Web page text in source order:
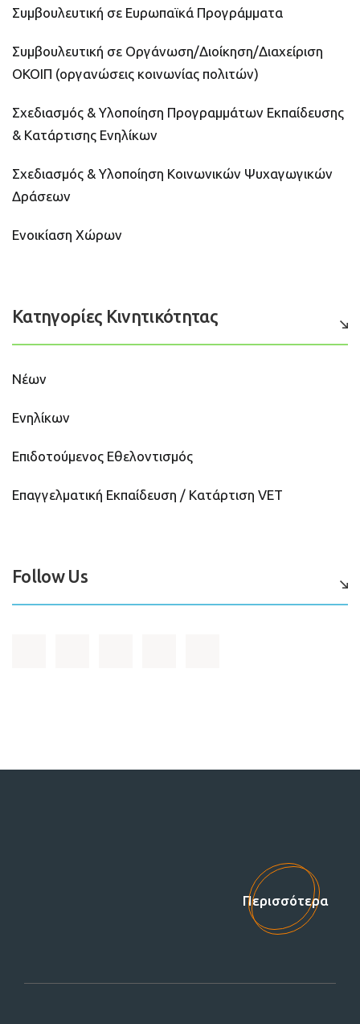
Συμβουλευτική σε Ευρωπαϊκά Προγράμματα
Συμβουλευτική σε Οργάνωση/Διοίκηση/Διαχείριση
ΟΚΟΙΠ (οργανώσεις κοινωνίας πολιτών)
Σχεδιασμός & Υλοποίηση Προγραμμάτων Εκπαίδευσης
& Κατάρτισης Ενηλίκων
Σχεδιασμός & Υλοποίηση Κοινωνικών Ψυχαγωγικών
Δράσεων
Ενοικίαση Χώρων
Κατηγορίες Κινητικότητας
Νέων
Ενηλίκων
Επιδοτούμενος Εθελοντισμός
Επαγγελματική Εκπαίδευση / Κατάρτιση VET
Follow Us
Περισσότερα